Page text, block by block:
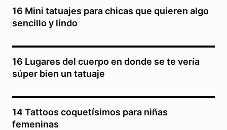
16 Mini tatuajes para chicas que quieren algo
sencillo y lindo
16 Lugares del cuerpo en donde se te vería
súper bien un tatuaje
14 Tattoos coquetísimos para niñas
femeninas